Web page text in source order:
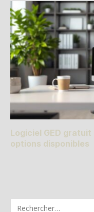
Logiciel GED
options disponibles